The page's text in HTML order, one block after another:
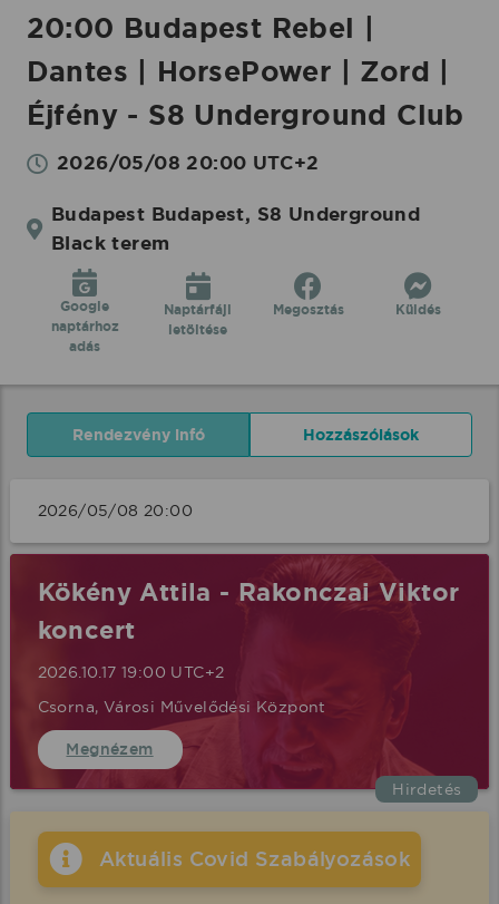
Club
2026.05.08.
20:00 Budapest Rebel |
Dantes | HorsePower | Zord |
Éjfény - S8 Underground Club
2026/05/08 20:00 UTC+2
Budapest Budapest, S8 Underground
Black terem
Google
naptárhoz
adás
Naptárfájl
letöltése
Megosztás Küldés
Rendezvény infó Hozzászólások
2026/05/08 20:00
Hirdetés
Kökény Attila - Rakonczai Viktor
koncert
2026.10.17 19:00 UTC+2
Csorna, Városi Művelődési Központ
Megnézem
Aktuális Covid Szabályozások